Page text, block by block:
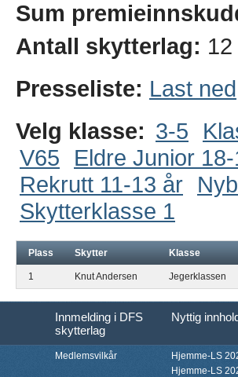
Sum
Antall skytterlag: 12
Presseliste: Last ned
Velg klasse: 3-5
V65
Eldre Junior
Rekrutt 11-13 år
Skytterklasse 1
Plass Skytter Klasse
1 Knut Andersen Jegerklassen
Innmelding i DFS
skytterlag
Nyttig
Medlemsvilkår
Hjemme-LS
Hjemme-LS